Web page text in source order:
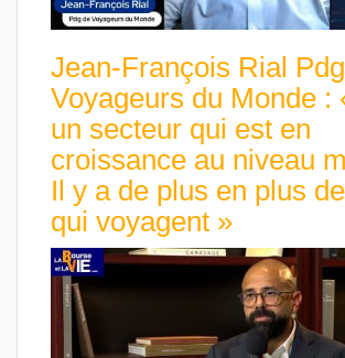
Jean-François Rial Pdg
Voyageurs du Monde :
un secteur qui est en
croissance au niveau
Il y a de plus en plus
qui voyagent »